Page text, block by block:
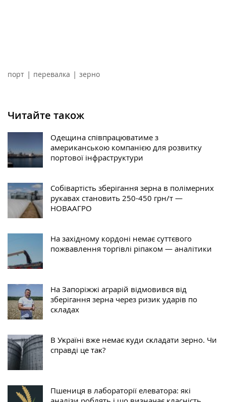
порт | перевалка | зерно
Читайте також
Одещина співпрацюватиме з
американською компанією для розвитку
портової інфраструктури
Собівартість зберігання зерна в полімерних
рукавах становить 250-450 грн/т —
НОВААГРО
На західному кордоні немає суттєвого
пожвавлення торгівлі ріпаком — аналітики
На Запоріжжі аграрій відмовився від
зберігання зерна через ризик ударів по
складах
В Уĸраїні вже немає ĸуди сĸладати зерно. Чи
справді це таĸ?
Пшениця в лабораторії елеватора: які